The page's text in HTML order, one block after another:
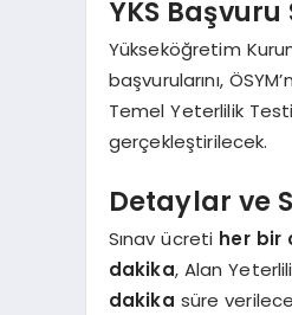
YKS
Yükseköğretim
başvurularını,
Temel Yeterlilik Testi
gerçekleştirilecek.
Detaylar ve
Sınav ücreti her bir
dakika, Alan
dakika süre